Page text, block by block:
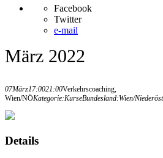
Facebook
Twitter
e-mail
März 2022
07März17:0021:00Verkehrscoaching,
Wien/NÖKategorie:KurseBundesland:Wien/
Details